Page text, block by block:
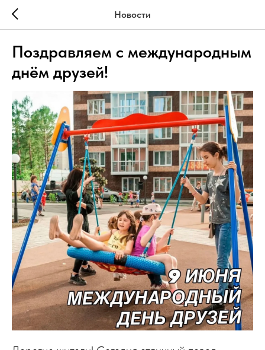
Новости
Поздравляем с международным
днём друзей!